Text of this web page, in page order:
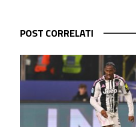
POST CORRELATI